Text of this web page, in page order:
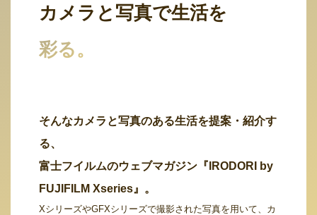
カメラと写真で生活を
彩る。
そんなカメラと写真のある生活を提案・紹介す
る、
富士フイルムのウェブマガジン『IRODORI by
FUJIFILM Xseries』。
XシリーズやGFXシリーズで撮影された写真を用いて、カ